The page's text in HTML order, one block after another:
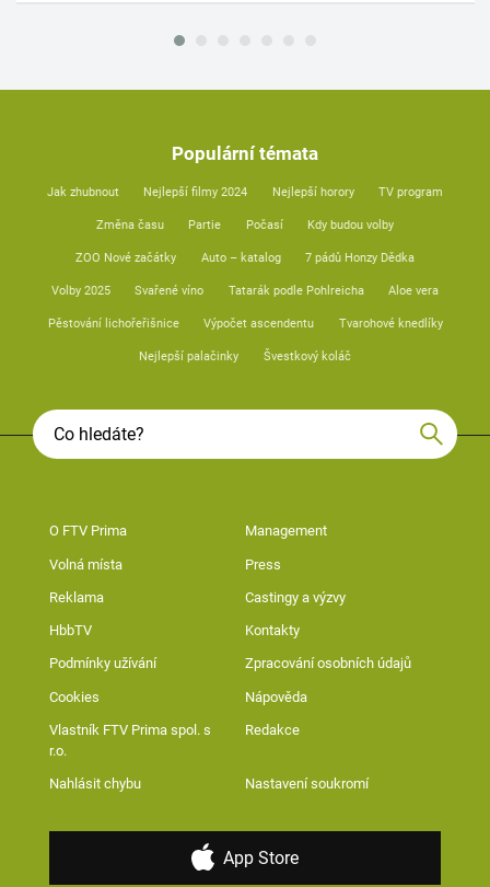
Populární témata
Jak zhubnout Nejlepší filmy 2024 Nejlepší horory TV program
Změna času Partie Počasí Kdy budou volby
ZOO Nové začátky Auto – katalog 7 pádů Honzy Dědka
Volby 2025 Svařené víno Tatarák podle Pohlreicha Aloe vera
Pěstování lichořeřišnice Výpočet ascendentu Tvarohové knedlíky
Nejlepší palačinky Švestkový koláč
O FTV Prima Management
Volná místa Press
Reklama Castingy a výzvy
HbbTV Kontakty
Podmínky užívání Zpracování osobních údajů
Cookies Nápověda
Vlastník FTV Prima spol. s
r.o.
Redakce
Nahlásit chybu Nastavení soukromí
App Store